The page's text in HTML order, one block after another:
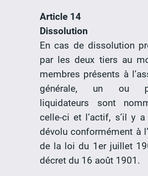
Article 14
Dissolution
En cas de dissolution
par les deux tiers au
membres présents à
générale, un ou
liquidateurs sont
celle-ci et l’actif, s’il y
dévolu conformément à
de la loi du 1er juillet
décret du 16 août 1901.